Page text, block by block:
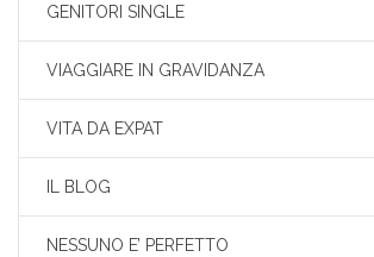
GENITORI SINGLE
VIAGGIARE IN GRAVIDANZA
VITA DA EXPAT
IL BLOG
NESSUNO E’ PERFETTO